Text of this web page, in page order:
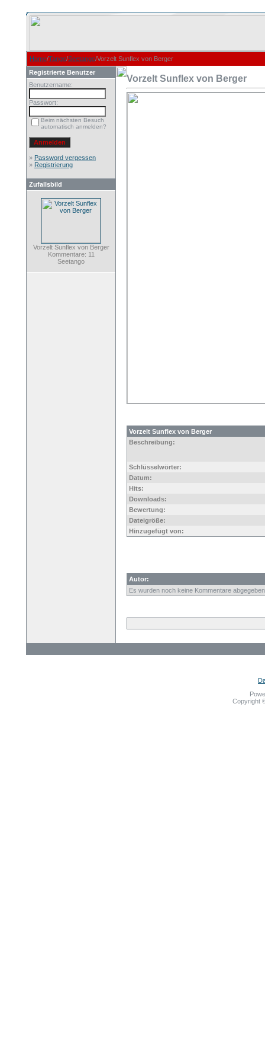
Home/Tango/Seetango/Vorzelt Sunflex von Berger
Registrierte Benutzer
Benutzername:
Passwort:
Beim nächsten Besuch
automatisch anmelden?
» Password vergessen
» Registrierung
Zufallsbild
Vorzelt Sunflex von Berger
Kommentare: 11
Seetango
Vorzelt Sunflex von Berger
Vorzelt Sunflex von Berger
Beschreibung:
Schlüsselwörter:
Datum:
Hits:
Downloads:
Bewertung:
Dateigröße:
Hinzugefügt von:
Autor:
Es wurden noch keine Kommentare
Copyright